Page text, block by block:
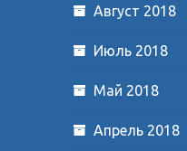
Август 2018
Июль 2018
Май 2018
Апрель 2018